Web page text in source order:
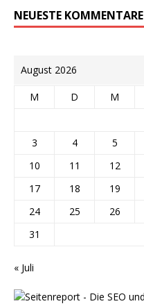
NEUESTE KOMMENTARE
August 2026
M D M
3
4 5
10
11 12
17
18 19
24
25 26
31
« Juli